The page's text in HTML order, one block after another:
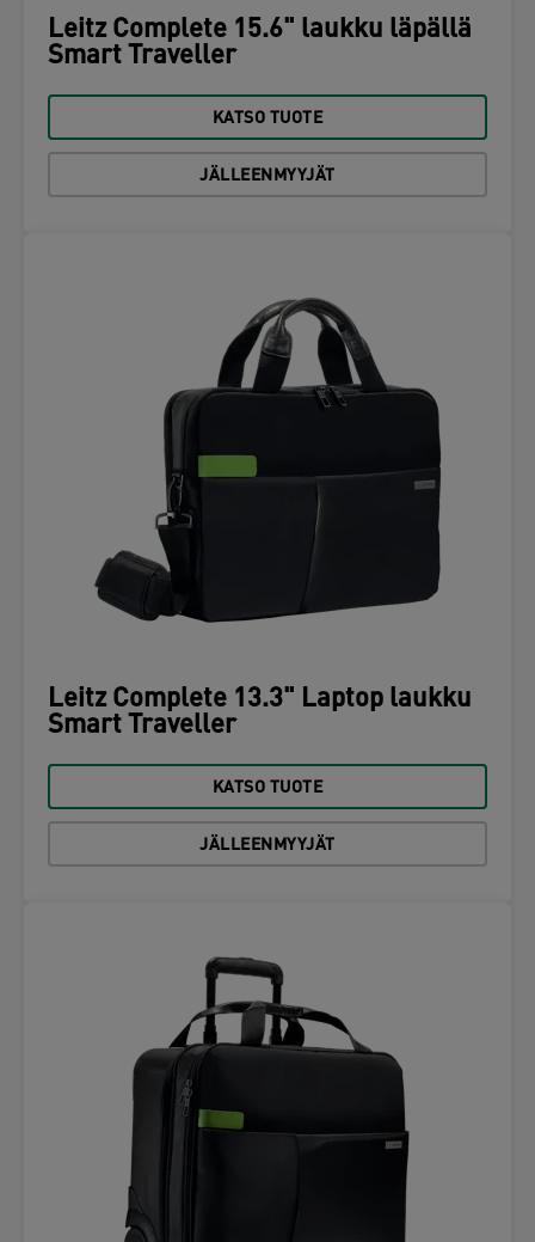
Leitz Complete 15.6" laukku läpällä
Smart Traveller
KATSO TUOTE
JÄLLEENMYYJÄT
Leitz Complete 13.3" Laptop laukku
Smart Traveller
KATSO TUOTE
JÄLLEENMYYJÄT